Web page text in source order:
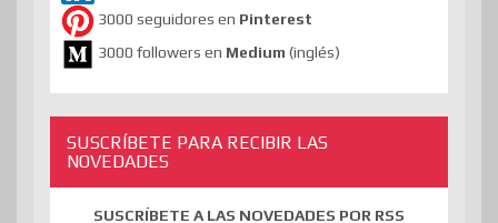
3000 seguidores en Pinterest
3000 followers en Medium (inglés)
SUSCRÍBETE PARA RECIBIR LAS
NOVEDADES
SUSCRÍBETE A LAS NOVEDADES POR RSS